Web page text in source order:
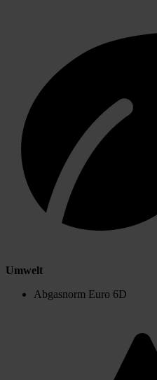
Umwelt
Abgasnorm Euro 6D